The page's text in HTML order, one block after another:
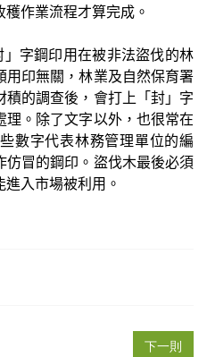
作業流程才算完成。
字鋼印用在被非法盜伐的林
用印無關，林業及自然保育署
的調查後，會打上「封」字
理。除了文字以外，也很常在
數字代表林務管理單位的編
冒的鋼印。盜伐木最後必須
入市場被利用。
下一則